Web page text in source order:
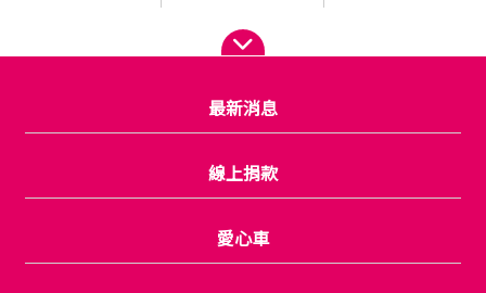
最新消息
線上捐款
愛心車